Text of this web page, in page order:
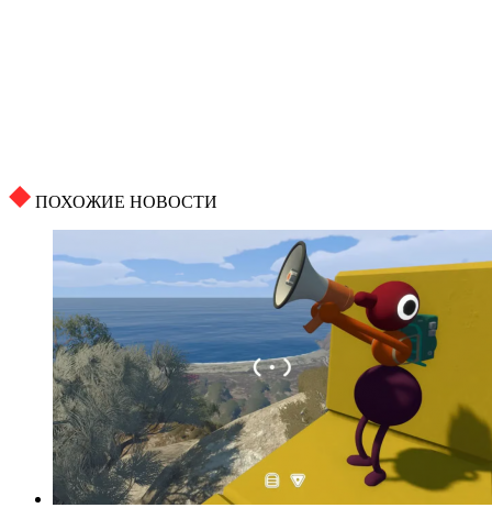
ПОХОЖИЕ НОВОСТИ